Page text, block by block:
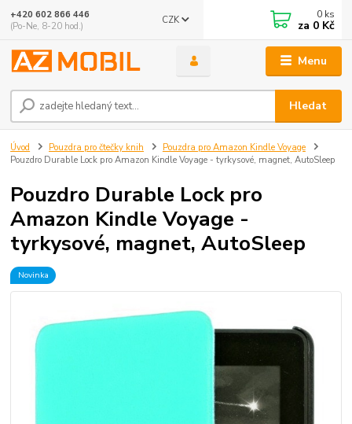
Menu
CZK
Hledat
+420 602 866 446
(Po-Ne, 8-20 hod.)
0 ks
za 0 Kč
Úvod Pouzdra pro čtečky knih
Pouzdra pro Amazon Kindle Voyage
Pouzdro Durable Lock pro Amazon Kindle Voyage - tyrkysové, magnet, AutoSleep
Pouzdro Durable Lock pro
Amazon Kindle Voyage -
tyrkysové, magnet, AutoSleep
Novinka